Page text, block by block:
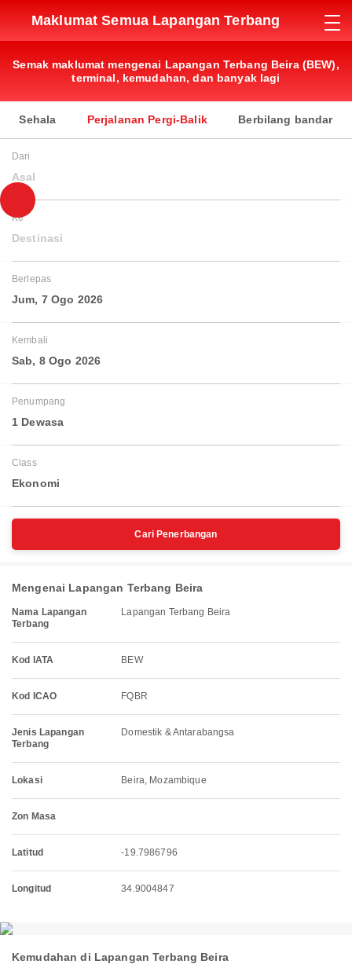
Maklumat Semua Lapangan Terbang
Semak maklumat mengenai Lapangan Terbang Beira (BEW),
terminal, kemudahan, dan banyak lagi
Sehala Perjalanan Pergi-Balik Berbilang bandar
Dari
Asal
Ke
Destinasi
Berlepas
Jum, 7 Ogo 2026
Kembali
Sab, 8 Ogo 2026
Penumpang
1 Dewasa
Class
Ekonomi
Cari Penerbangan
Mengenai Lapangan Terbang Beira
Nama Lapangan
Terbang
Lapangan Terbang Beira
Kod IATA BEW
Kod ICAO FQBR
Jenis Lapangan
Terbang
Domestik & Antarabangsa
Lokasi Beira, Mozambique
Zon Masa
Latitud -19.7986796
Longitud 34.9004847
Kemudahan di Lapangan Terbang Beira